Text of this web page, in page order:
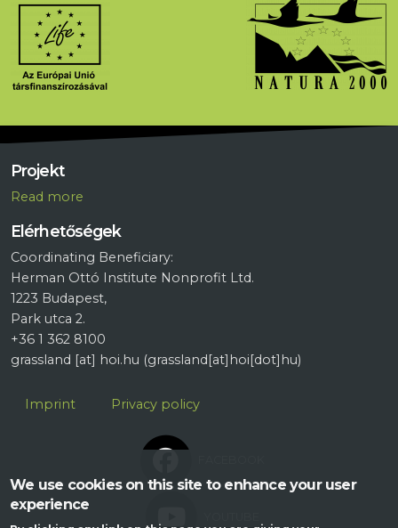
Projekt
Read more
Elérhetőségek
Coordinating Beneficiary:
Herman Ottó Institute Nonprofit Ltd.
1223 Budapest,
Park utca 2.
+36 1 362 8100
grassland [at] hoi.hu (grassland[at]hoi[dot]hu)
Lábléc
Imprint Privacy policy
We use cookies on this site to enhance your user
experience